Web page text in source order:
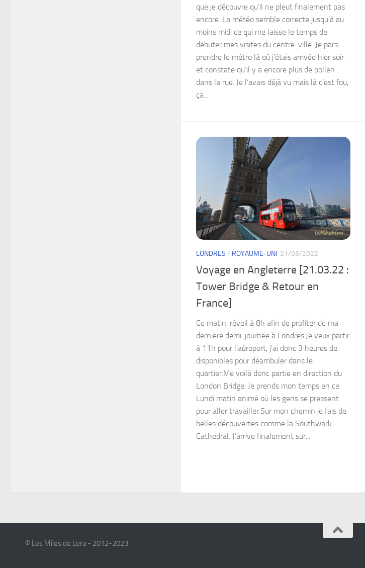
que je découvre qu’il ne pleut finalement pas
encore. La météo semble correcte jusqu’à au
moins midi ce qui me laisse le temps de
débuter mes visites du centre-ville. Je pars
prendre le métro là où j’étais arrivée hier soir
et constate qu’il y a encore plus de pollen
dans la rue. Je l’avais déjà vu mais là c’est fou,
ça...
LONDRES / ROYAUME-UNI 21/03/2022
Voyage en Angleterre [21.03.22 :
Tower Bridge & Retour en
France]
Ce matin, réveil à 8h afin de profiter de ma
dernière demi-journée à Londres.Je veux partir
à 11h pour l’aéroport, j’ai donc 3 heures de
disponibles pour déambuler dans le
quartier.Me voilà donc partie en direction du
London Bridge. Je prends mon temps en ce
Lundi matin animé où les gens se pressent
pour aller travailler.Sur mon chemin je fais de
belles découvertes comme la Southwark
Cathedral. J’arrive finalement sur...
© Les Miles de Lora - 2012-2023